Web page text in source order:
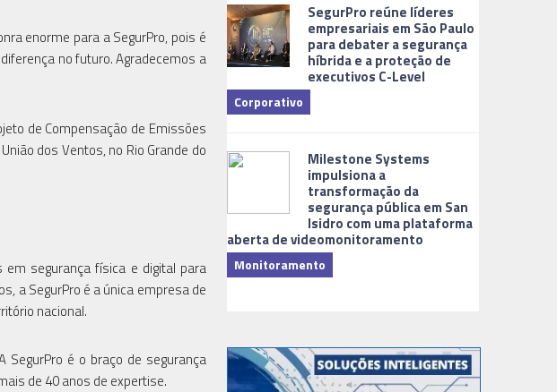
enorme para a SegurPro, pois é
no futuro. Agradecemos a
de Compensação de Emissões
dos Ventos, no Rio Grande do
em segurança física e digital para
a SegurPro é a única empresa de
nacional.
SegurPro é o braço de segurança
de 40 anos de expertise.
SegurPro reúne líderes
empresariais em São Paulo
para debater a segurança
híbrida e a proteção de
executivos C-Level
Corporativo
Milestone Systems
impulsiona a
transformação da
segurança pública em San
Isidro com uma plataforma
aberta de videomonitoramento
Monitoramento